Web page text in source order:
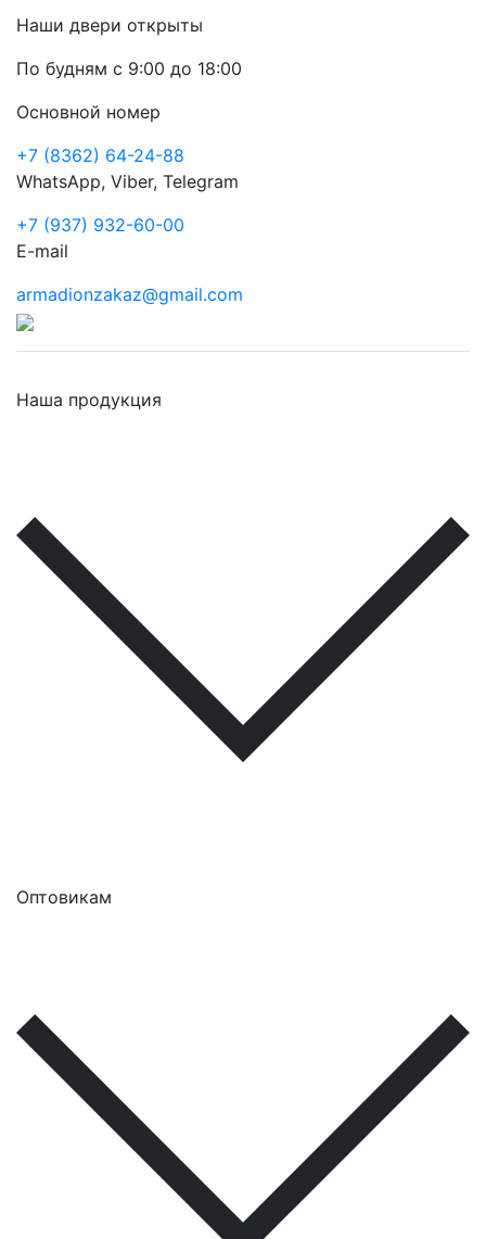
Наши двери открыты
По будням с 9:00 до 18:00
Основной номер
+7 (8362) 64-24-88
WhatsApp, Viber, Telegram
+7 (937) 932-60-00
E-mail
armadionzakaz@gmail.com
Наша продукция
Оптовикам